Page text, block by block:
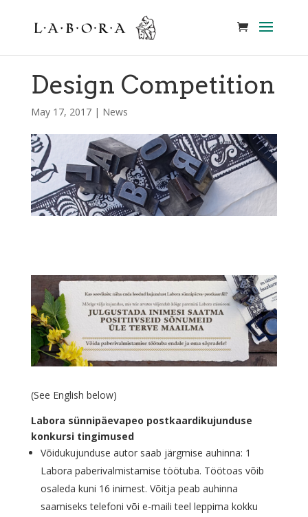
Design Competition
May 17, 2017| News
(See English below)
Labora sünnipäevapeo postkaardikujunduse
konkursi tingimused
Võidukujunduse autor saab järgmise auhinna: 1
Labora paberivalmistamise töötuba. Töötoas võib
osaleda kuni 16 inimest. Võitja peab auhinna
saamiseks telefoni või e-maili teel leppima kokku